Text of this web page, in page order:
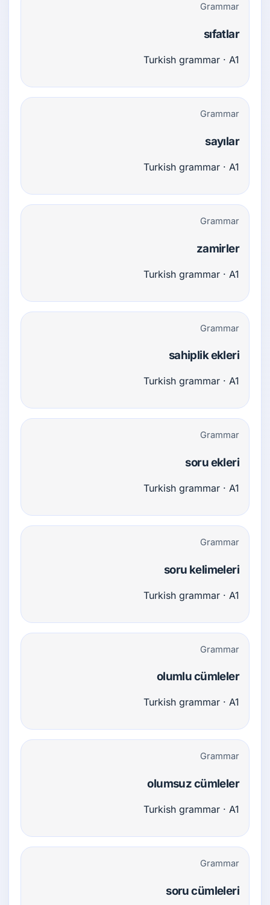
Grammar
sıfatlar
Turkish grammar · A1
Grammar
sayılar
Turkish grammar · A1
Grammar
zamirler
Turkish grammar · A1
Grammar
sahiplik ekleri
Turkish grammar · A1
Grammar
soru ekleri
Turkish grammar · A1
Grammar
soru kelimeleri
Turkish grammar · A1
Grammar
olumlu cümleler
Turkish grammar · A1
Grammar
olumsuz cümleler
Turkish grammar · A1
Grammar
soru cümleleri